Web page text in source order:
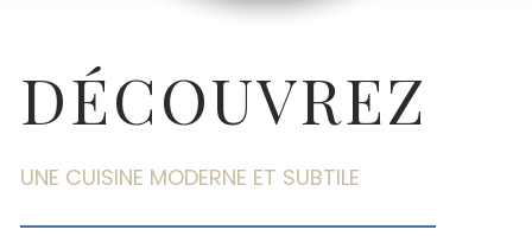
DÉCOUVREZ
UNE CUISINE MODERNE ET SUBTILE